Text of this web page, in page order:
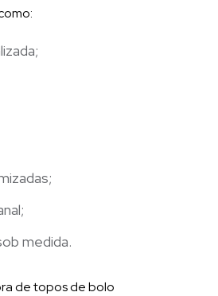
medida.
de topos de bolo